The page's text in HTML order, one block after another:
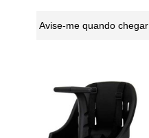
Avise-me quando chegar